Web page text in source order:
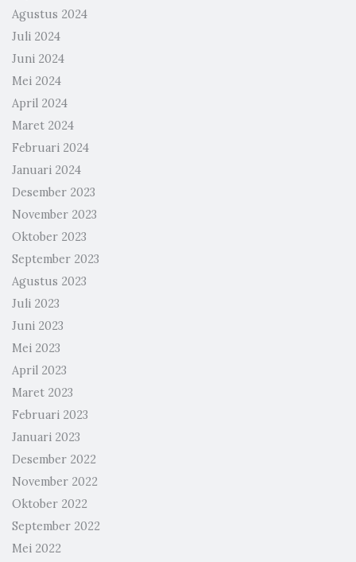
Agustus 2024
Juli 2024
Juni 2024
Mei 2024
April 2024
Maret 2024
Februari 2024
Januari 2024
Desember 2023
November 2023
Oktober 2023
September 2023
Agustus 2023
Juli 2023
Juni 2023
Mei 2023
April 2023
Maret 2023
Februari 2023
Januari 2023
Desember 2022
November 2022
Oktober 2022
September 2022
Mei 2022